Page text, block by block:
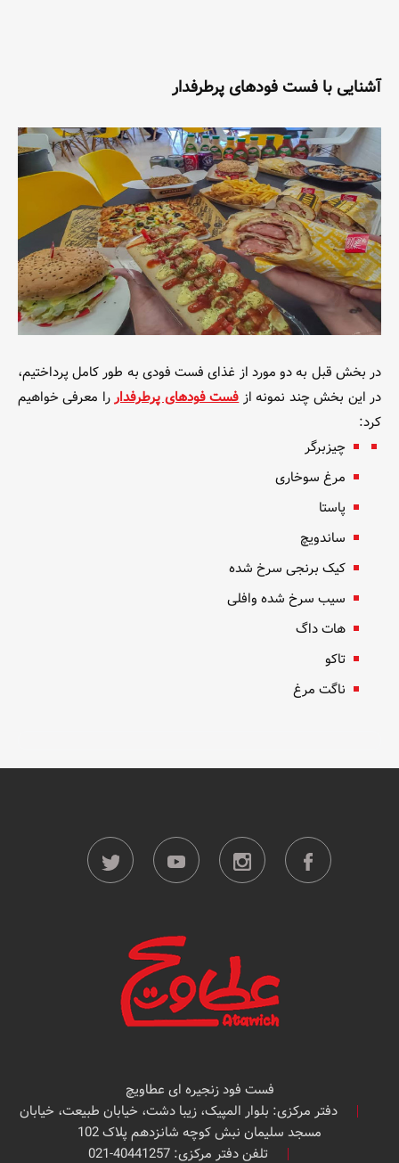
آشنایی با فست فودهای پرطرفدار
در بخش قبل به دو مورد از غذای فست فودی به طور کامل پرداختیم،
در این بخش چند نمونه ازفست فودهای پرطرفداررا معرفی خواهیم
کرد:
چیزبرگر
مرغ سوخاری
پاستا
ساندویچ
کیک برنجی سرخ شده
سیب سرخ شده وافلی
هات داگ
تاکو
ناگت مرغ
فست فود زنجیره ای عطاویچ
دفتر مرکزی: بلوار المپیک، زیبا دشت، خیابان طبیعت، خیابان
مسجد سلیمان نبش کوچه شانزدهم پلاک 102
تلفن دفتر مرکزی: 40441257-021